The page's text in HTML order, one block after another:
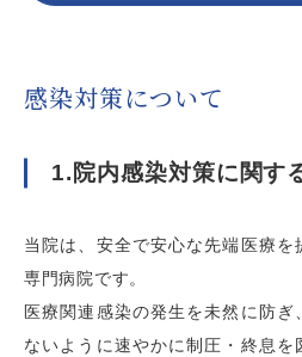
感染対策について
1.院内感染対策に関す
当院は、安全で安心な先端医療を
専門病院です。
医療関連感染の発生を未然に防ぎ
ないように速やかに制圧・終息